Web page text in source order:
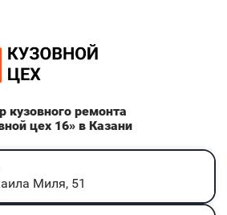
кузовного ремонта
цех 16» в Казани
Миля, 51